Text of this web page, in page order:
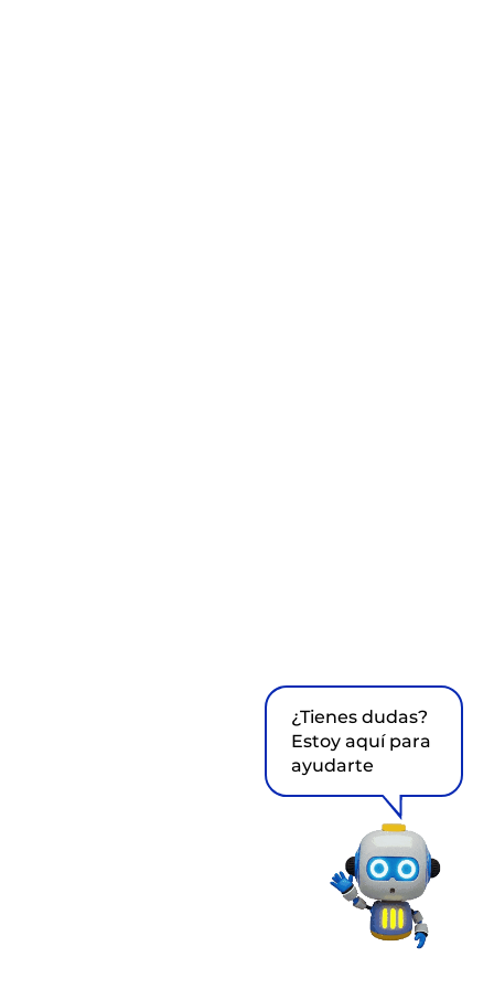
¿Tienes dudas?
Estoy aquí para
ayudarte